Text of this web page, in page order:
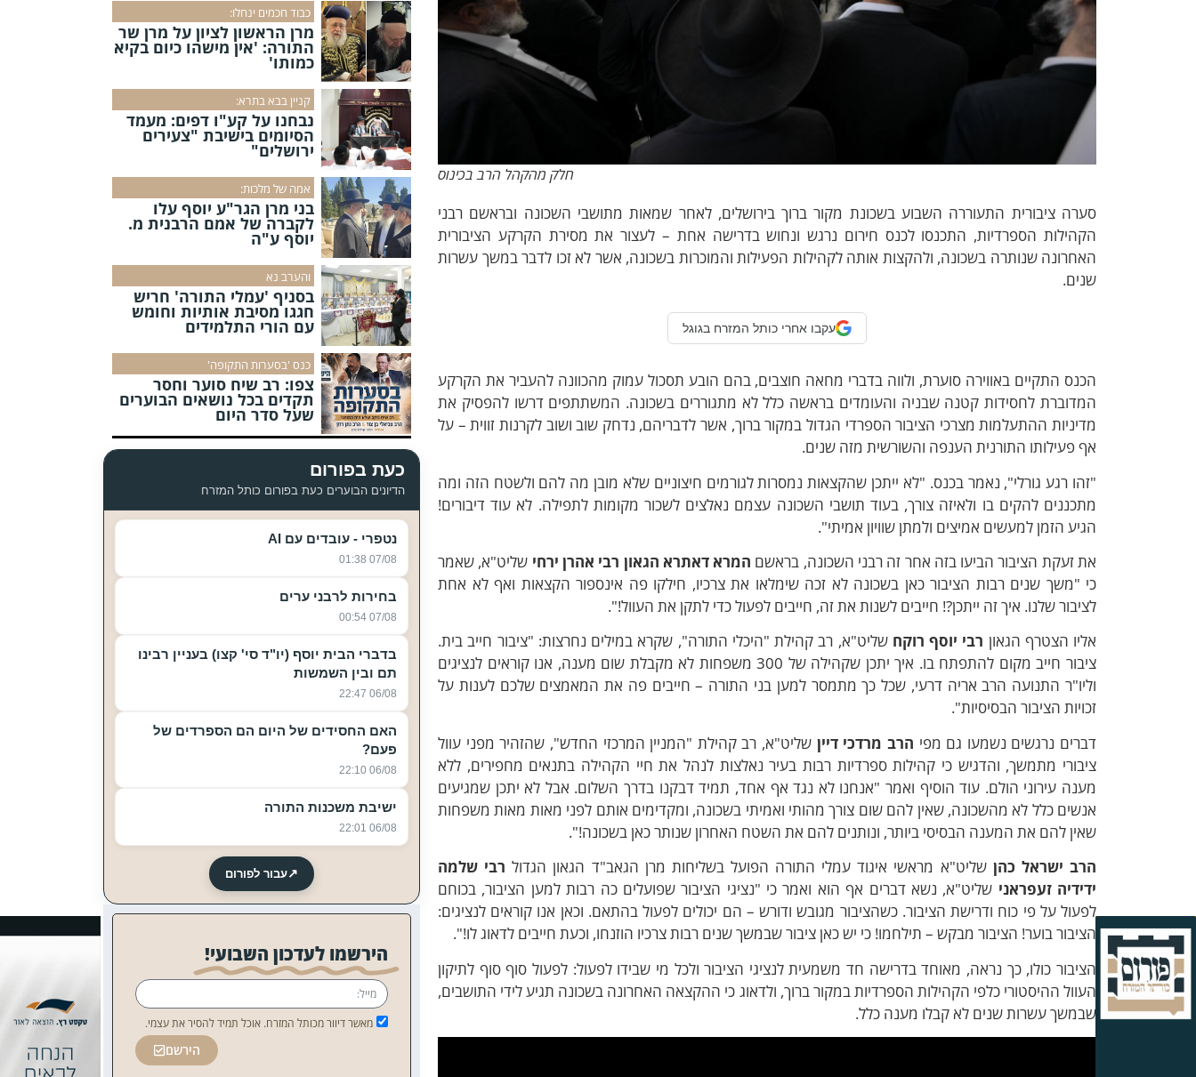
חלק מהקהל הרב בכינוס
סערה ציבורית התעוררה השבוע בשכונת מקור ברוך בירושלים, לאחר שמאות מתושבי השכונה ובראשם רבני
הקהילות הספרדיות, התכנסו לכנס חירום נרגש ונחוש בדרישה אחת – לעצור את מסירת הקרקע הציבורית
האחרונה שנותרה בשכונה, ולהקצות אותה לקהילות הפעילות והמוכרות בשכונה, אשר לא זכו לדבר במשך עשרות
שנים.
עקבו אחרי כותל המזרח בגוגל
הכנס התקיים באווירה סוערת, ולווה בדברי מחאה חוצבים, בהם הובע תסכול עמוק מהכוונה להעביר את הקרקע
המדוברת לחסידות קטנה שבניה והעומדים בראשה כלל לא מתגוררים בשכונה. המשתתפים דרשו להפסיק את
מדיניות ההתעלמות מצרכי הציבור הספרדי הגדול במקור ברוך, אשר לדבריהם, נדחק שוב ושוב לקרנות זווית – על
אף פעילותו התורנית הענפה והשורשית מזה שנים.
"זהו רגע גורלי", נאמר בכנס. "לא ייתכן שהקצאות נמסרות לגורמים חיצוניים שלא מובן מה להם ולשטח הזה ומה
מתכננים להקים בו ולאיזה צורך, בעוד תושבי השכונה עצמם נאלצים לשכור מקומות לתפילה. לא עוד דיבורים!
הגיע הזמן למעשים אמיצים ולמתן שוויון אמיתי".
את זעקת הציבור הביעו בזה אחר זה רבני השכונה, בראשם המרא דאתרא הגאון רבי אהרן ירחי שליט"א, שאמר
כי "משך שנים רבות הציבור כאן בשכונה לא זכה שימלאו את צרכיו, חילקו פה אינספור הקצאות ואף לא אחת
לציבור שלנו. איך זה ייתכן?! חייבים לשנות את זה, חייבים לפעול כדי לתקן את העוול!".
אליו הצטרף הגאון רבי יוסף רוקח שליט"א, רב קהילת "היכלי התורה", שקרא במילים נחרצות: "ציבור חייב בית.
ציבור חייב מקום להתפתח בו. איך יתכן שקהילה של 300 משפחות לא מקבלת שום מענה, אנו קוראים לנציגים
וליו"ר התנועה הרב אריה דרעי, שכל כך מתמסר למען בני התורה – חייבים פה את המאמצים שלכם לענות על
זכויות הציבור הבסיסיות".
דברים נרגשים נשמעו גם מפי הרב מרדכי דיין שליט"א, רב קהילת "המניין המרכזי החדש", שהזהיר מפני עוול
ציבורי מתמשך, והדגיש כי קהילות ספרדיות רבות בעיר נאלצות לנהל את חיי הקהילה בתנאים מחפירים, ללא
מענה עירוני הולם. עוד הוסיף ואמר "אנחנו לא נגד אף אחד, תמיד דבקנו בדרך השלום. אבל לא יתכן שמגיעים
אנשים כלל לא מהשכונה, שאין להם שום צורך מהותי ואמיתי בשכונה, ומקדימים אותם לפני מאות מאות משפחות
שאין להם את המענה הבסיסי ביותר, ונותנים להם את השטח האחרון שנותר כאן בשכונה!".
הרב ישראל כהן שליט"א מראשי איגוד עמלי התורה הפועל בשליחות מרן הגאב"ד הגאון הגדול רבי שלמה
ידידיה זעפראני שליט"א, נשא דברים אף הוא ואמר כי "נציגי הציבור שפועלים כה רבות למען הציבור, בכוחם
לפעול על פי כוח ודרישת הציבור. כשהציבור מגובש ודורש – הם יכולים לפעול בהתאם. וכאן אנו קוראים לנציגים:
הציבור בוער! הציבור מבקש – תילחמו! כי יש כאן ציבור שבמשך שנים רבות צרכיו הוזנחו, וכעת חייבים לדאוג לו!".
הציבור כולו, כך נראה, מאוחד בדרישה חד משמעית לנציגי הציבור ולכל מי שבידו לפעול: לפעול סוף סוף לתיקון
העוול ההיסטורי כלפי הקהילות הספרדיות במקור ברוך, ולדאוג כי ההקצאה האחרונה בשכונה תגיע לידי התושבים,
שבמשך עשרות שנים לא קבלו מענה כלל.
כבוד חכמים ינחלו:
מרן הראשון לציון על מרן שר
התורה: 'אין מישהו כיום בקיא
כמותו'
קניין בבא בתרא:
נבחנו על קע"ו דפים: מעמד
הסיומים בישיבת "צעירים
ירושלים"
אמה של מלכות:
בני מרן הגר"ע יוסף עלו
לקברה של אמם הרבנית מ.
יוסף ע"ה
והערב נא
בסניף 'עמלי התורה' חריש
חגגו מסיבת אותיות וחומש
עם הורי התלמידים
כנס 'בסערות התקופה'
צפו: רב שיח סוער וחסר
תקדים בכל נושאים הבוערים
שעל סדר היום
כעת בפורום
הדיונים הבוערים כעת בפורום כותל המזרח
נטפרי - עובדים עם AI
07/08 01:38
בחירות לרבני ערים
07/08 00:54
בדברי הבית יוסף (יו"ד סי' קצו) בעניין רבינו
תם ובין השמשות
06/08 22:47
האם החסידים של היום הם הספרדים של
פעם?
06/08 22:10
ישיבת משכנות התורה
06/08 22:01
↗עבור לפורום
הירשמו לעדכון השבועי!
מאשר דיוור מכותל המזרח. אוכל תמיד להסיר את עצמי.
הירשם